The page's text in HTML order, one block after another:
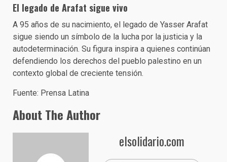
El legado de Arafat sigue vivo
A 95 años de su nacimiento, el legado de Yasser Arafat
sigue siendo un símbolo de la lucha por la justicia y la
autodeterminación. Su figura inspira a quienes continúan
defendiendo los derechos del pueblo palestino en un
contexto global de creciente tensión.
Fuente: Prensa Latina
About The Author
elsolidario.com